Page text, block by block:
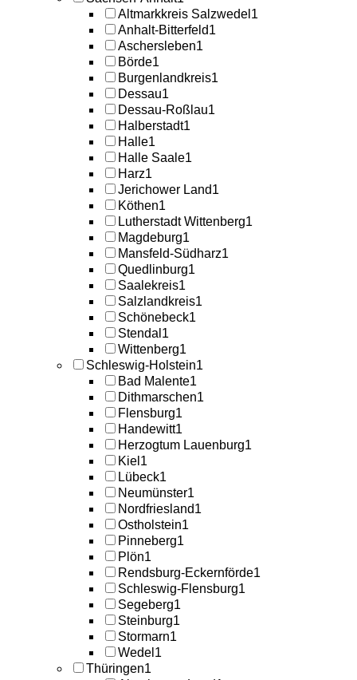
Altmarkkreis Salzwedel 1
Anhalt-Bitterfeld1
Aschersleben1
Börde1
Burgenlandkreis1
Dessau1
Dessau-Roßlau1
Halberstadt1
Halle1
Halle Saale1
Harz1
Jerichower Land1
Köthen1
Lutherstadt Wittenberg1
Magdeburg1
Mansfeld-Südharz1
Quedlinburg1
Saalekreis1
Salzlandkreis1
Schönebeck1
Stendal 1
Wittenberg1
Schleswig-Holstein1
Bad Malente1
Dithmarschen1
Flensburg1
Handewitt1
Herzogtum Lauenburg1
Kiel 1
Lübeck1
Neumünster1
Nordfriesland1
Ostholstein1
Pinneberg1
Plön1
Rendsburg-Eckernförde1
Schleswig-Flensburg1
Segeberg1
Steinburg1
Stormarn1
Wedel 1
Thüringen1